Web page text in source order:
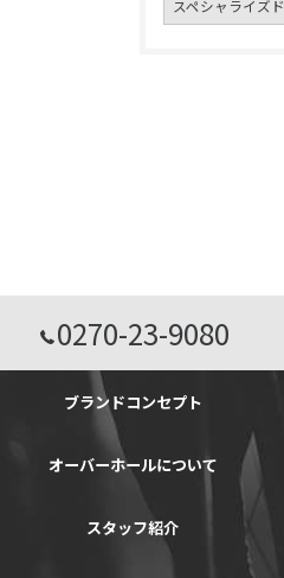
スペシャライズド
0270-23-9080
ブランドコンセプト
オーバーホールについて
スタッフ紹介